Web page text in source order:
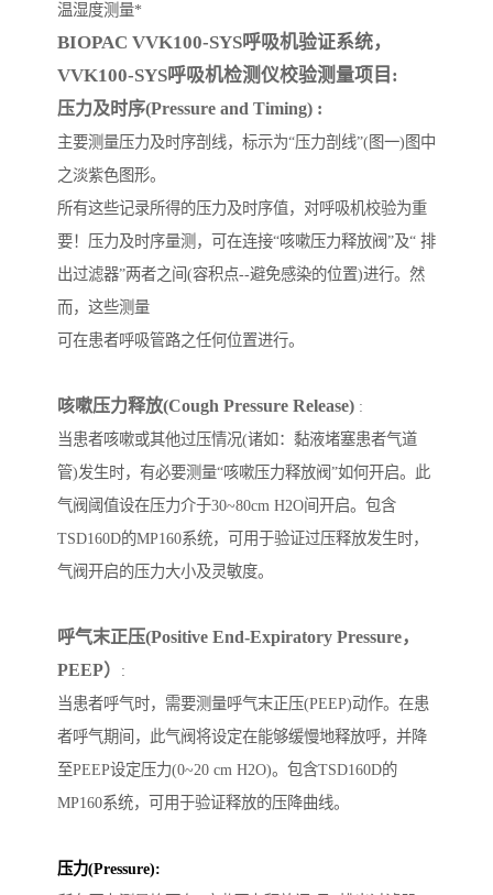
温湿度测量*
BIOPAC VVK100-SYS呼吸机验证系统，
VVK100-SYS呼吸机检测仪校验测量项目:
压力及时序(Pressure and Timing) :
主要测量压力及时序剖线，标示为“压力剖线”(图一)图中
之淡紫色图形。
所有这些记录所得的压力及时序值，对呼吸机校验为重
要！压力及时序量测，可在连接“咳嗽压力释放阀”及“ 排
出过滤器”两者之间(容积点--避免感染的位置)进行。然
而，这些测量
可在患者呼吸管路之任何位置进行。
咳嗽压力释放(Cough Pressure Release) :
当患者咳嗽或其他过压情况(诸如：黏液堵塞患者气道
管)发生时，有必要测量“咳嗽压力释放阀”如何开启。此
气阀阈值设在压力介于30~80cm H2O间开启。包含
TSD160D的MP160系统，可用于验证过压释放发生时，
气阀开启的压力大小及灵敏度。
呼气末正压(Positive End-Expiratory Pressure，
PEEP） :
当患者呼气时，需要测量呼气末正压(PEEP)动作。在患
者呼气期间，此气阀将设定在能够缓慢地释放呼，并降
至PEEP设定压力(0~20 cm H2O)。包含TSD160D的
MP160系统，可用于验证释放的压降曲线。
压力(Pressure):